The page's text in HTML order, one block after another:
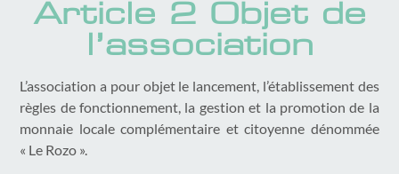
Article 2 Objet de
l’association
L’association a pour objet le lancement, l’établissement des
règles de fonctionnement, la gestion et la promotion de la
monnaie locale complémentaire et citoyenne dénommée
« Le Rozo ».